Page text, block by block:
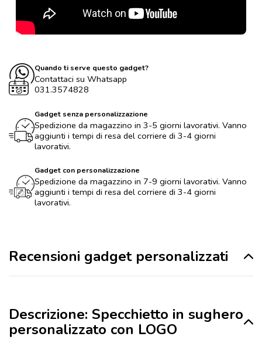
Quando ti serve questo gadget?
Contattaci su Whatsapp
031.3574828
Gadget senza personalizzazione
Spedizione da magazzino in 3-5 giorni lavorativi. Vanno
aggiunti i tempi di resa del corriere di 3-4 giorni
lavorativi.
Gadget con personalizzazione
Spedizione da magazzino in 7-9 giorni lavorativi. Vanno
aggiunti i tempi di resa del corriere di 3-4 giorni
lavorativi.
Recensioni gadget personalizzati
Descrizione: Specchietto in sughero
personalizzato con LOGO